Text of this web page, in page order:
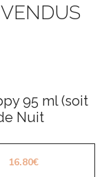
95 ml (soit
Nuit
16.80€